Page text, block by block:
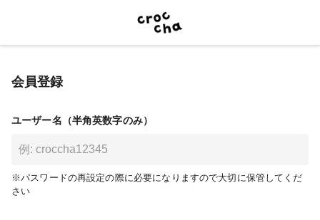
会員登録
ユーザー名（半角英数字のみ）
※パスワードの再設定の際に必要になりますので大切に保管してくだ
さい